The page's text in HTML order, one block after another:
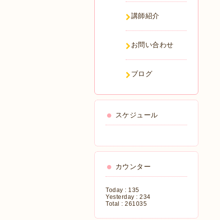
講師紹介
お問い合わせ
ブログ
スケジュール
カウンター
Today : 135
Yesterday : 234
Total : 261035